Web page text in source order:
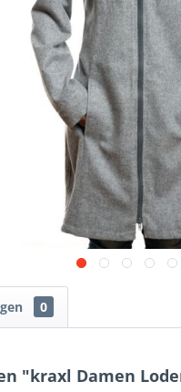
0
"kraxl Damen